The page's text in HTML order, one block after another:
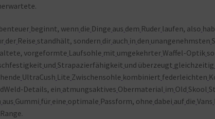
beginnt, wenn die Dinge aus dem Ruder laufen, also
der Reise standhält, sondern dir auch in den unangenehmsten
vorgeformte Laufsohle mit umgekehrter Waffel-Optik
und Strapazierfähigkeit und überzeugt gleichzeitig
UltraCush Lite Zwischensohle kombiniert federleichten
Details, ein atmungsaktives Obermaterial im Old Skool
aus Gummi für eine optimale Passform, ohne dabei auf die Vans